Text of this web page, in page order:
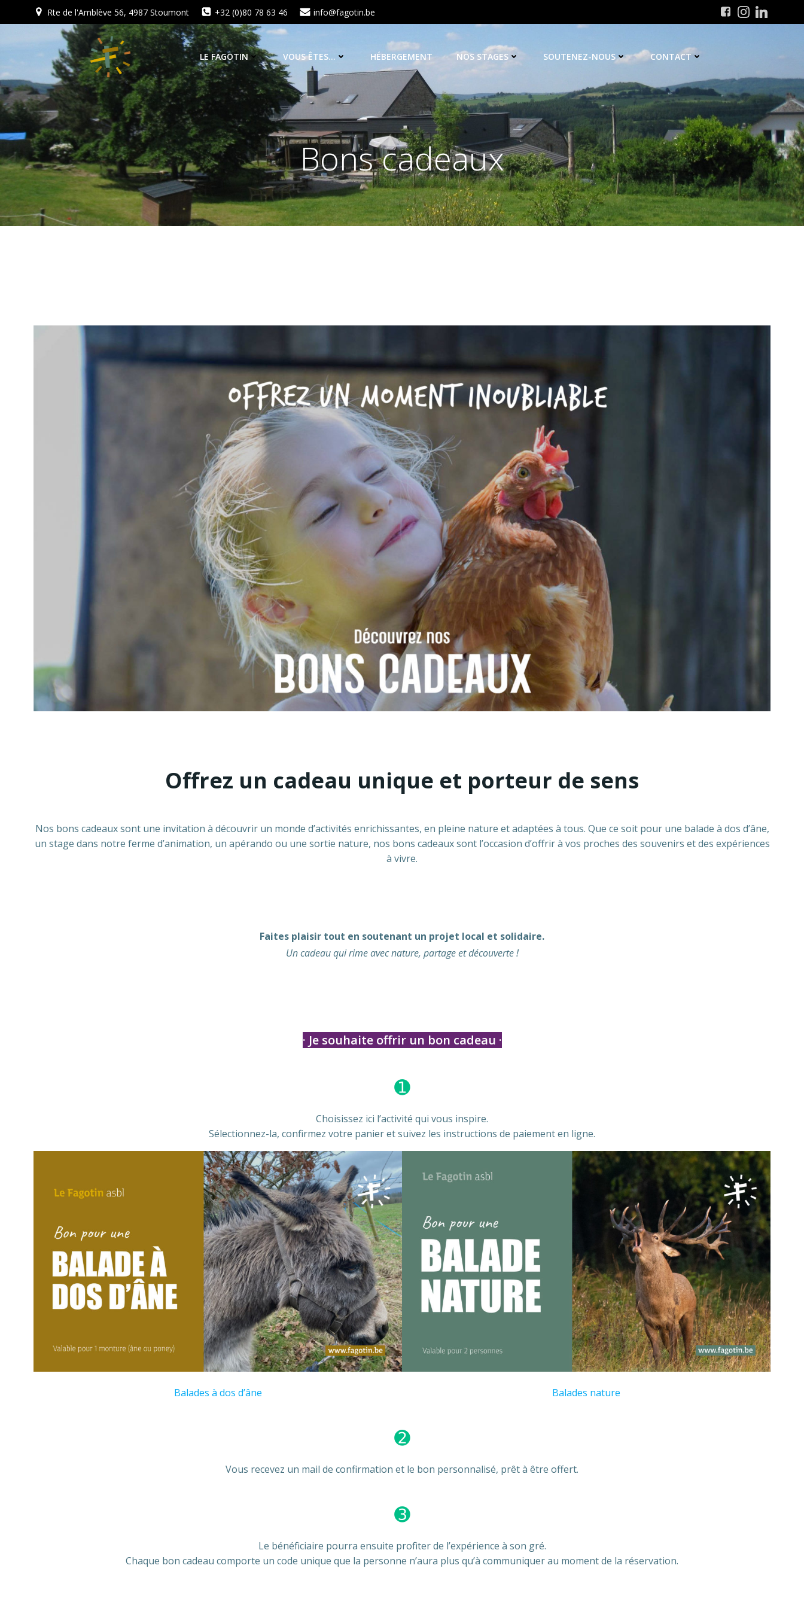
au
Rte de l'Amblève 56, 4987 Stoumont +32 (0)80 78 63 46 info@fagotin.be
LE FAGOTIN VOUS ÊTES… HÉBERGEMENT NOS STAGES SOUTENEZ-NOUS CONTACT
Bons cadeaux
Offrez un cadeau unique et porteur de sens
Nos bons cadeaux sont une invitation à découvrir un monde d’activités enrichissantes, en pleine nature et adaptées à tous. Que ce soit pour une balade à dos d’âne,
un stage dans notre ferme d’animation, un apérando ou une sortie nature, nos bons cadeaux sont l’occasion d’offrir à vos proches des souvenirs et des expériences
à vivre.
Faites plaisir tout en soutenant un projet local et solidaire.
Un cadeau qui rime avec nature, partage et découverte !
· Je souhaite offrir un bon cadeau ·
➊
Choisissez ici l’activité qui vous inspire.
Sélectionnez-la, confirmez votre panier et suivez les instructions de paiement en ligne.
Balades à dos d’âne Balades nature
➋
Vous recevez un mail de confirmation et le bon personnalisé, prêt à être offert.
➌
Le bénéficiaire pourra ensuite profiter de l’expérience à son gré.
Chaque bon cadeau comporte un code unique que la personne n’aura plus qu’à communiquer au moment de la réservation.